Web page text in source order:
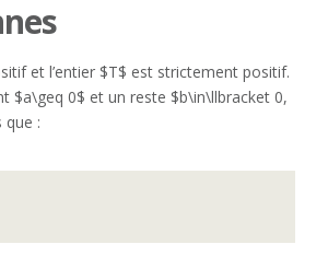
et l’entier $T$ est strictement positif.
$a\geq 0$ et un reste $b\in\llbracket 0,
que :